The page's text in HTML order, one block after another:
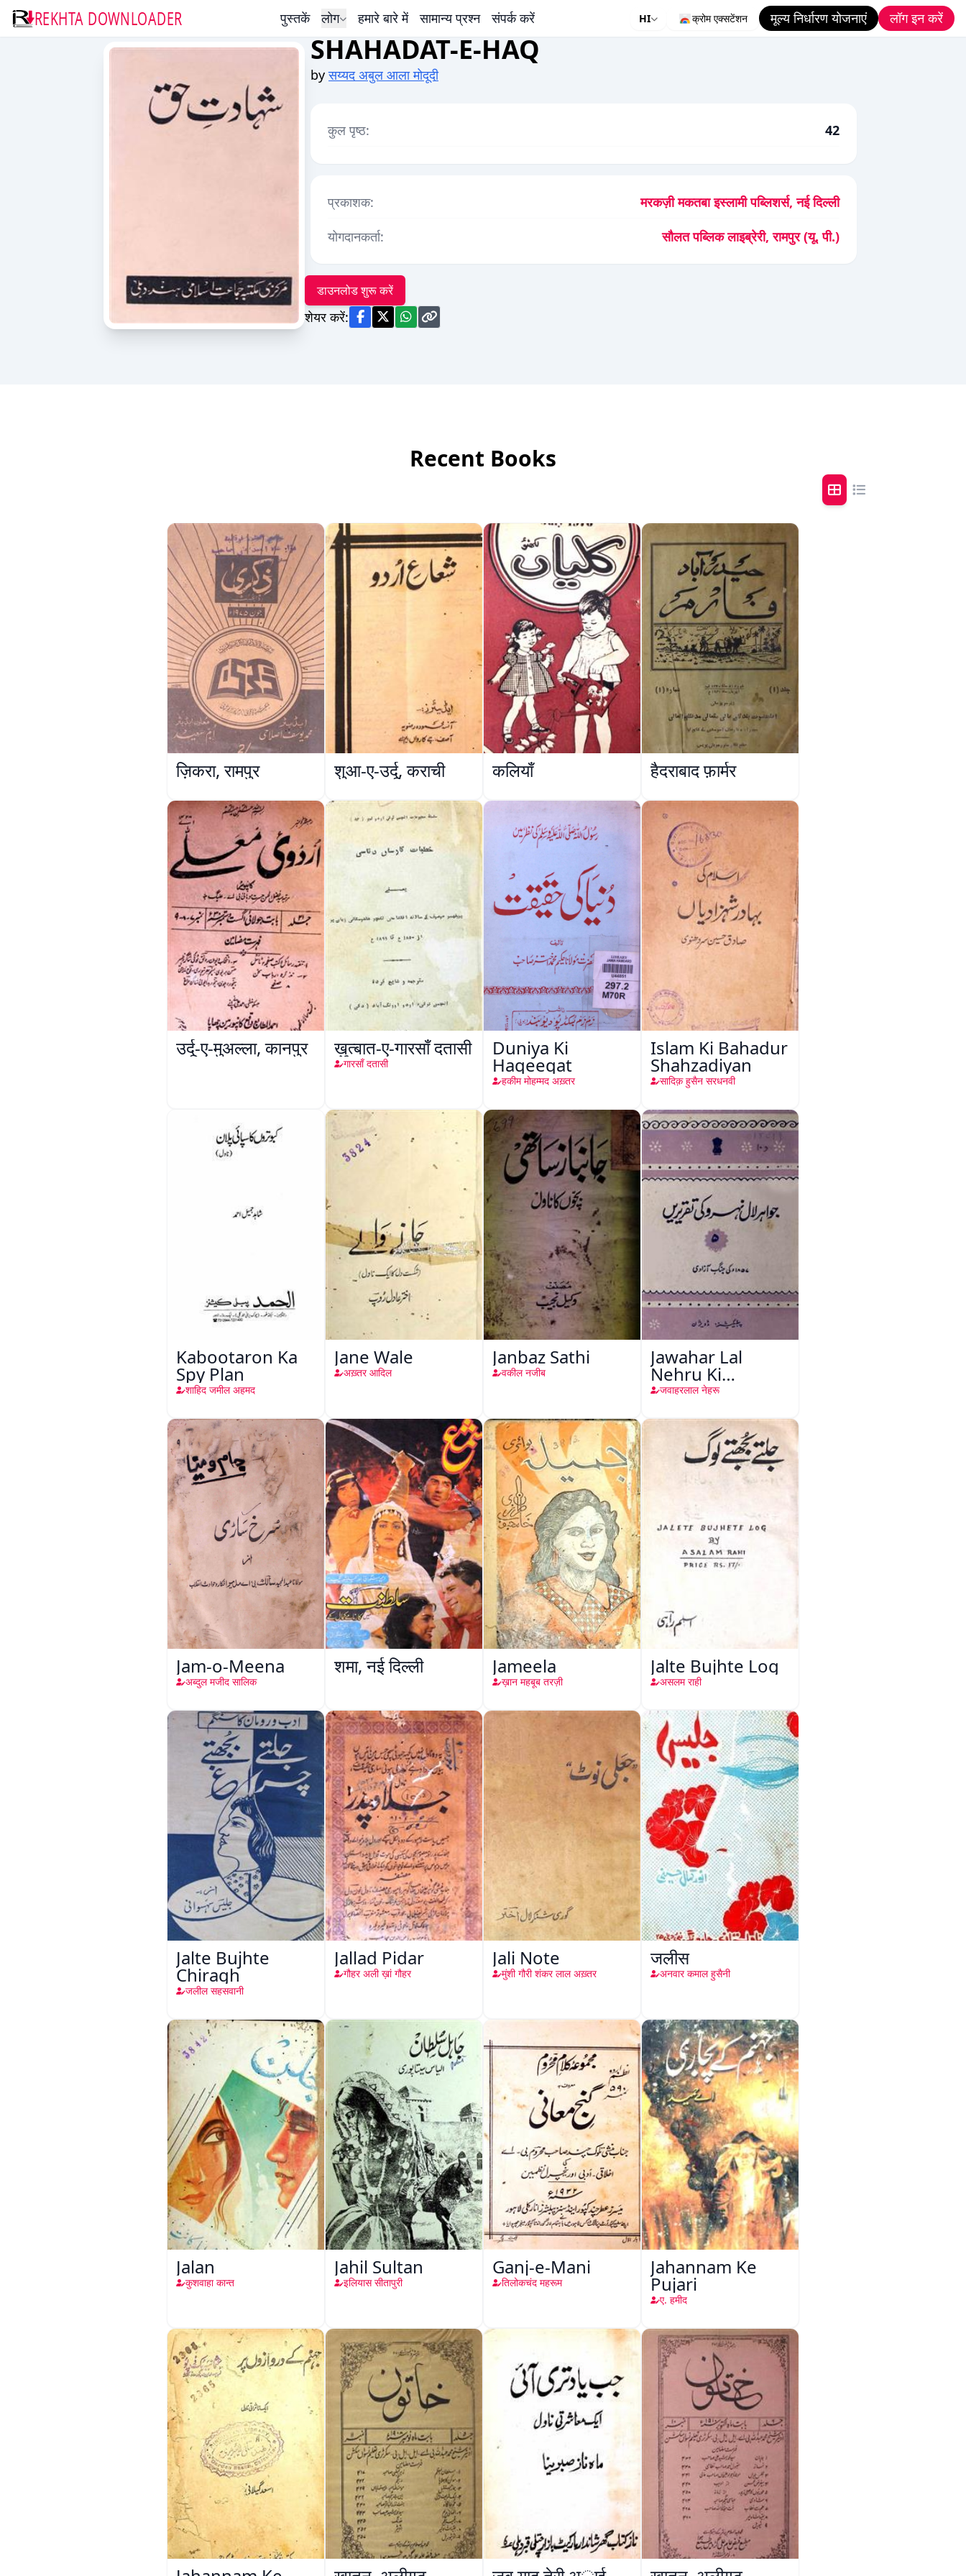
REKHTA DOWNLOADER पुस्तकें लोग हमारे बारे में सामान्य प्रश्न संपर्क करें HI क्रोम एक्सटेंशन मूल्य निर्धारण योजनाएं लॉग इन करें
SHAHADAT-E-HAQ
byसय्यद अबुल आला मोदूदी
कुल पृष्ठ: 42
प्रकाशक:
मरकज़ी मकतबा इस्लामी पब्लिशर्स, नई दिल्ली
योगदानकर्ता:
सौलत पब्लिक लाइब्रेरी, रामपुर (यू. पी.)
डाउनलोड शुरू करें
शेयर करें:
Recent Books
ज़िकरा, रामपुर शुआ-ए-उर्दू, कराची कलियाँ हैदराबाद फ़ार्मर
उर्दू-ए-मुअल्ला, कानपुर ख़ुत्बात-ए-गारसाँ दतासी
गारसाँ दतासी
Duniya Ki
Haqeeqat
हकीम मोहम्मद अख़्तर
Islam Ki Bahadur
Shahzadiyan
सादिक़ हुसैन सरधनवी
Kabootaron Ka
Spy Plan
शाहिद जमील अहमद
Jane Wale
अख़्तर आदिल
Janbaz Sathi
वकील नजीब
Jawahar Lal
Nehru Ki
Taqreeren (Jang-
जवाहरलाल नेहरू
Jam-o-Meena
अब्दुल मजीद सालिक
शमा, नई दिल्ली Jameela
ख़ान महबूब तरज़ी
Jalte Bujhte Log
असलम राही
Jalte Bujhte
Chiragh
जलील सहसवानी
Jallad Pidar
गौहर अली ख़ां गौहर
Jali Note
मुंशी गौरी शंकर लाल अख़्तर
जलीस
अनवार कमाल हुसैनी
Jalan
कुशवाहा कान्त
Jahil Sultan
इलियास सीतापुरी
Ganj-e-Mani
तिलोकचंद महरूम
Jahannam Ke
Pujari
ए. हमीद